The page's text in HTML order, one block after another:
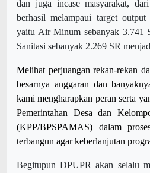
dan juga incase masyarakat,
berhasil melampaui target
yaitu Air Minum sebanyak 3.741
Sanitasi sebanyak 2.269 SR
Melihat perjuangan rekan-rekan
besarnya anggaran dan
kami mengharapkan peran serta
Pemerintahan Desa dan
(KPP/BPSPAMAS) dalam
terbangun agar keberlanjutan
Begitupun DPUPR akan selalu